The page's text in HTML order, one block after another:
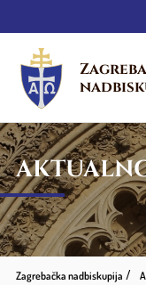
Zagrebačka nadbiskupija